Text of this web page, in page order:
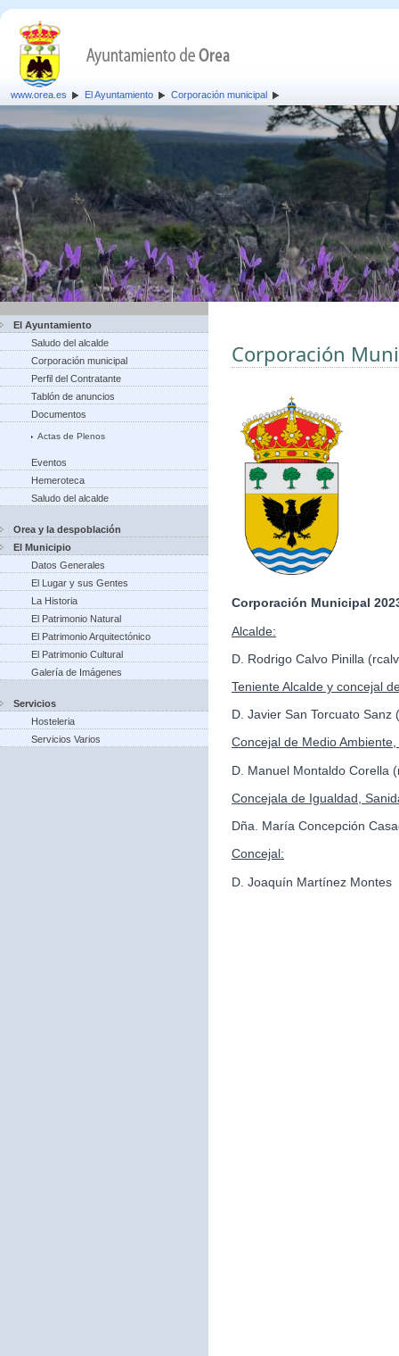
www.orea.es El Ayuntamiento Corporación municipal
El Ayuntamiento
Saludo del alcalde
Corporación municipal
Perfil del Contratante
Tablón de anuncios
Documentos
Actas de Plenos
Eventos
Hemeroteca
Saludo del alcalde
Orea y la despoblación
El Municipio
Datos Generales
El Lugar y sus Gentes
La Historia
El Patrimonio Natural
El Patrimonio Arquitectónico
El Patrimonio Cultural
Galería de Imágenes
Servicios
Hosteleria
Servicios Varios
Corporación
Corporación Municipal
Alcalde:
D. Rodrigo Calvo Pinilla
Teniente Alcalde y concejal
D. Javier San Torcuato
Concejal de Medio
D. Manuel Montaldo Corella
Concejala de Igualdad,
Dña. María Concepción
Concejal:
D. Joaquín Martínez Montes